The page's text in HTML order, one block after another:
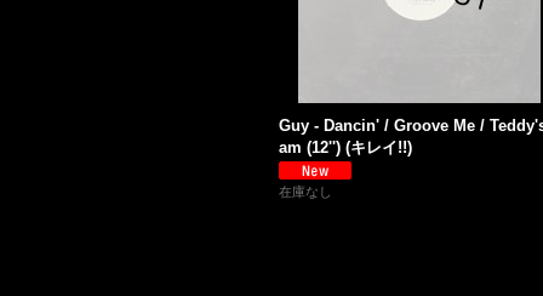
Guy - Dancin' / Groove Me /
am (12'') (キレイ!!)
在庫なし